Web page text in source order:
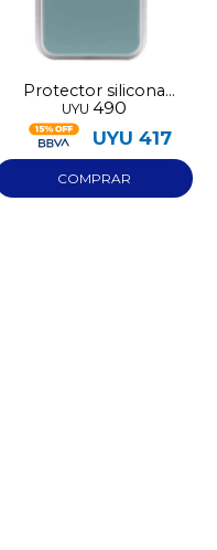
Protector silicona
Redmi 15C 4G verde
agua
UYU 490
UYU 417